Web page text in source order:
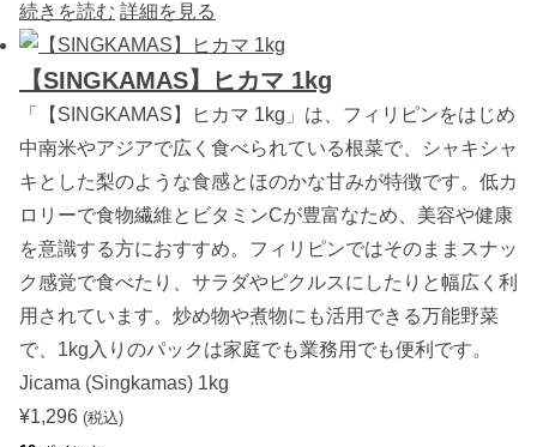
続きを読む 詳細を見る
【SINGKAMAS】ヒカマ 1kg
「【SINGKAMAS】ヒカマ 1kg」は、フィリピンをはじめ
中南米やアジアで広く食べられている根菜で、シャキシャ
キとした梨のような食感とほのかな甘みが特徴です。低カ
ロリーで食物繊維とビタミンCが豊富なため、美容や健康
を意識する方におすすめ。フィリピンではそのままスナッ
ク感覚で食べたり、サラダやピクルスにしたりと幅広く利
用されています。炒め物や煮物にも活用できる万能野菜
で、1kg入りのパックは家庭でも業務用でも便利です。
Jicama (Singkamas) 1kg
¥1,296 (税込)